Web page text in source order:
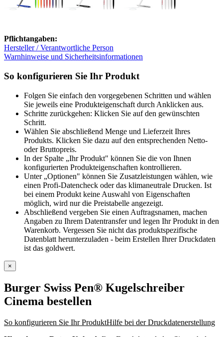
Pflichtangaben:
Hersteller / Verantwortliche Person
Warnhinweise und Sicherheitsinformationen
So konfigurieren Sie Ihr Produkt
Folgen Sie einfach den vorgegebenen Schritten und wählen
Sie jeweils eine Produkteigenschaft durch Anklicken aus.
Schritte zurückgehen: Klicken Sie auf den gewünschten
Schritt.
Wählen Sie abschließend Menge und Lieferzeit Ihres
Produkts. Klicken Sie dazu auf den entsprechenden Netto-
oder Bruttopreis.
In der Spalte „Ihr Produkt" können Sie die von Ihnen
konfigurierten Produkteigenschaften kontrollieren.
Unter „Optionen" können Sie Zusatzleistungen wählen, wie
einen Profi-Datencheck oder das klimaneutrale Drucken. Ist
bei einem Produkt keine Auswahl von Eigenschaften
möglich, wird nur die Preistabelle angezeigt.
Abschließend vergeben Sie einen Auftragsnamen, machen
Angaben zu Ihrem Datentransfer und legen Ihr Produkt in den
Warenkorb. Vergessen Sie nicht das produktspezifische
Datenblatt herunterzuladen - beim Erstellen Ihrer Druckdaten
ist das goldwert.
×
Burger Swiss Pen® Kugelschreiber
Cinema bestellen
So konfigurieren Sie Ihr ProduktHilfe bei der Druckdatenerstellung